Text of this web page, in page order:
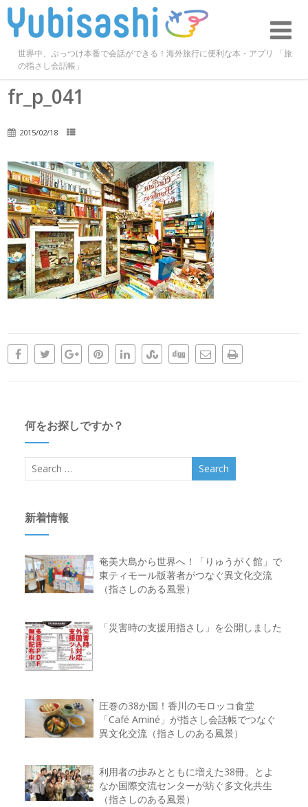
世界中、ぶっつけ本番で会話ができる！海外旅行に便利な本・アプリ 「旅
の指さし会話帳」
fr_p_041
2015/02/18
何をお探しですか？
新着情報
奄美大島から世界へ！「りゅうがく館」で
東ティモール版著者がつなぐ異文化交流
（指さしのある風景）
「災害時の支援用指さし」を公開しました
圧巻の38か国！香川のモロッコ食堂
「Café Aminé」が指さし会話帳でつなぐ
異文化交流（指さしのある風景）
利用者の歩みとともに増えた38冊。とよ
なか国際交流センターが紡ぐ多文化共生
（指さしのある風景）